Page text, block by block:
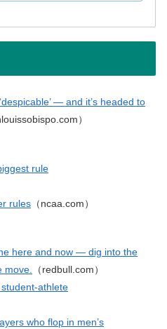
— and it’s headed to
）
rule
rules （ncaa.com）
here and now — dig into the
move. （redbull.com）
athlete
who flop in men’s